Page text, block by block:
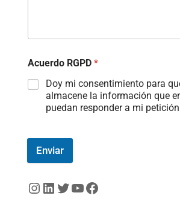
Acuerdo RGPD *
Doy mi consentimiento para
almacene la información que
puedan responder a mi
Enviar
Instagram
LinkedIn
Twitter
YouTube
Facebook